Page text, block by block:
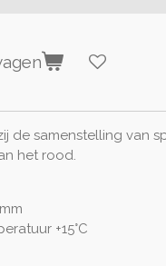
de samenstelling van
het rood.
+15°C